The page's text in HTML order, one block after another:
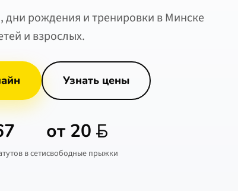
рождения и тренировки в Минске
и взрослых.
Узнать цены
в сети
от20
свободные прыжки